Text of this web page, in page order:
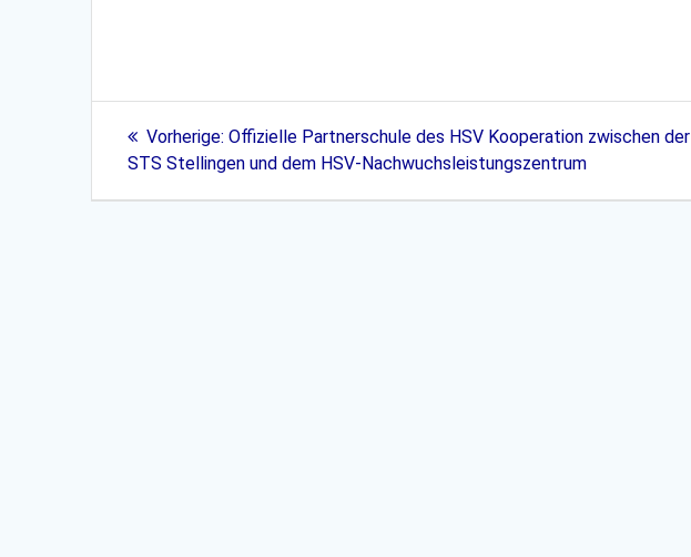
Beitragsnavigation
Vorherige: Vorheriger
Beitrag:
Offizielle Partnerschule des HSV Kooperation zwischen der
STS Stellingen und dem HSV-Nachwuchsleistungszentrum